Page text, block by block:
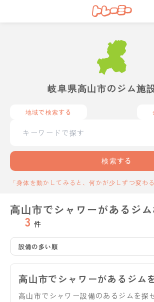
岐阜県高山市のジム施
地域で検索する
検索する
「身体を動かしてみると、何かが少しずつ変わる
高山市でシャワーがあるジ
3 件
設備の多い順
高山市でシャワーがあるジム
高山市でシャワー設備のあるジムを探